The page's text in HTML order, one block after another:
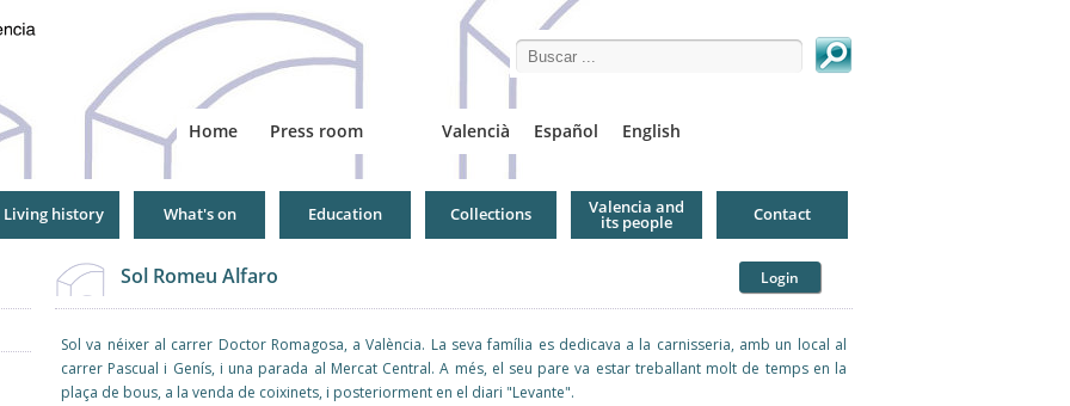
Search this site
Valencià Español English
Home Press room
Living history What's on Education Collections Valencia and
its people Contact
Sol Romeu Alfaro Login
Sol va néixer al carrer Doctor Romagosa, a València. La seva família es dedicava a la carnisseria, amb un local al
carrer Pascual i Genís, i una parada al Mercat Central. A més, el seu pare va estar treballant molt de temps en la
plaça de bous, a la venda de coixinets, i posteriorment en el diari "Levante".